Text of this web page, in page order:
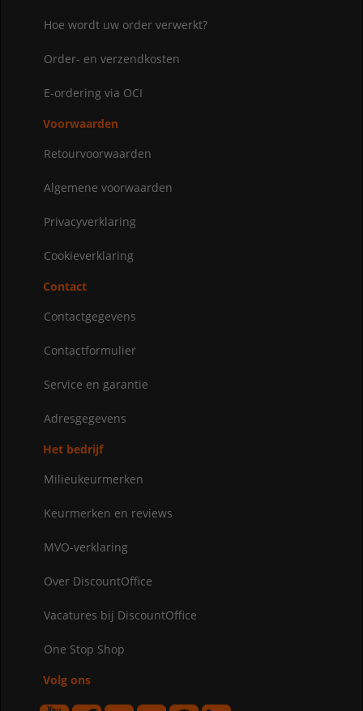
Hoe wordt uw order verwerkt?
Order- en verzendkosten
E-ordering via OCI
Voorwaarden
Retourvoorwaarden
Algemene voorwaarden
Privacyverklaring
Cookieverklaring
Contact
Contactgegevens
Contactformulier
Service en garantie
Adresgegevens
Het bedrijf
Milieukeurmerken
Keurmerken en reviews
MVO-verklaring
Over DiscountOffice
Vacatures bij DiscountOffice
One Stop Shop
Volg ons